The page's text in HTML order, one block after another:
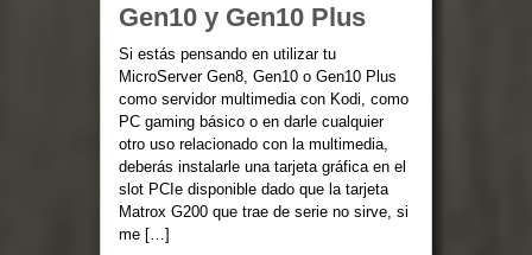
Gen10 y Gen10 Plus
Si estás pensando en utilizar tu
MicroServer Gen8, Gen10 o Gen10 Plus
como servidor multimedia con Kodi, como
PC gaming básico o en darle cualquier
otro uso relacionado con la multimedia,
deberás instalarle una tarjeta gráfica en el
slot PCIe disponible dado que la tarjeta
Matrox G200 que trae de serie no sirve, si
me […]